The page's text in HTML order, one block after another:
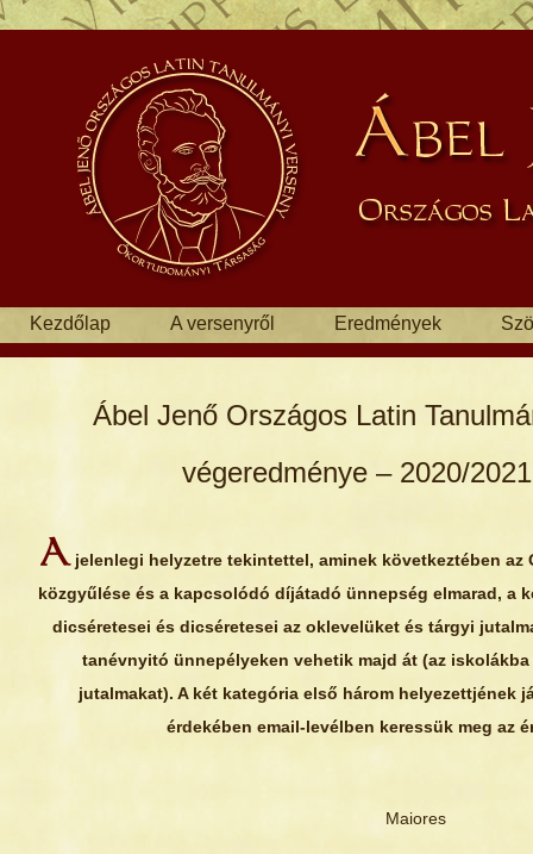
Kezdőlap A versenyről Eredmények
Ábel Jenő Országos Latin
végeredménye – 2020/
Ajelenlegi helyzetre tekintettel, aminek következtében az
közgyűlése és a kapcsolódó díjátadó ünnepség elmarad, a
dicséretesei és dicséretesei az oklevelüket és tárgyi
tanévnyitó ünnepélyeken vehetik majd át (az
jutalmakat). A két kategória első három helyezettjének
érdekében email-levélben keressük meg az
Maiores